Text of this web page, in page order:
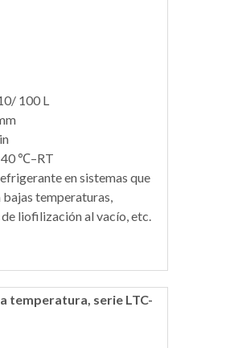
100 L
℃–RT
en sistemas que
temperaturas,
liofilización al vacío, etc.
temperatura, serie LTC-